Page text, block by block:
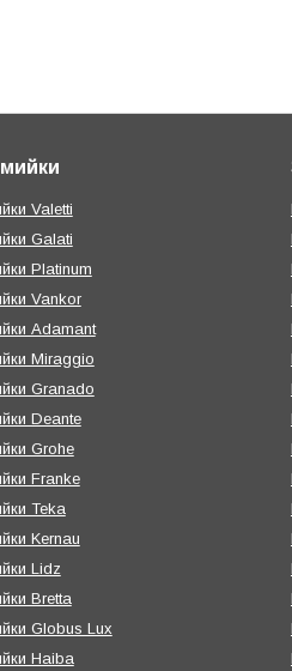
мийки
Valetti
Galati
Platinum
Vankor
Adamant
Miraggio
Granado
Deante
Grohe
Franke
Teka
Kernau
Lidz
Bretta
Globus Lux
Haiba